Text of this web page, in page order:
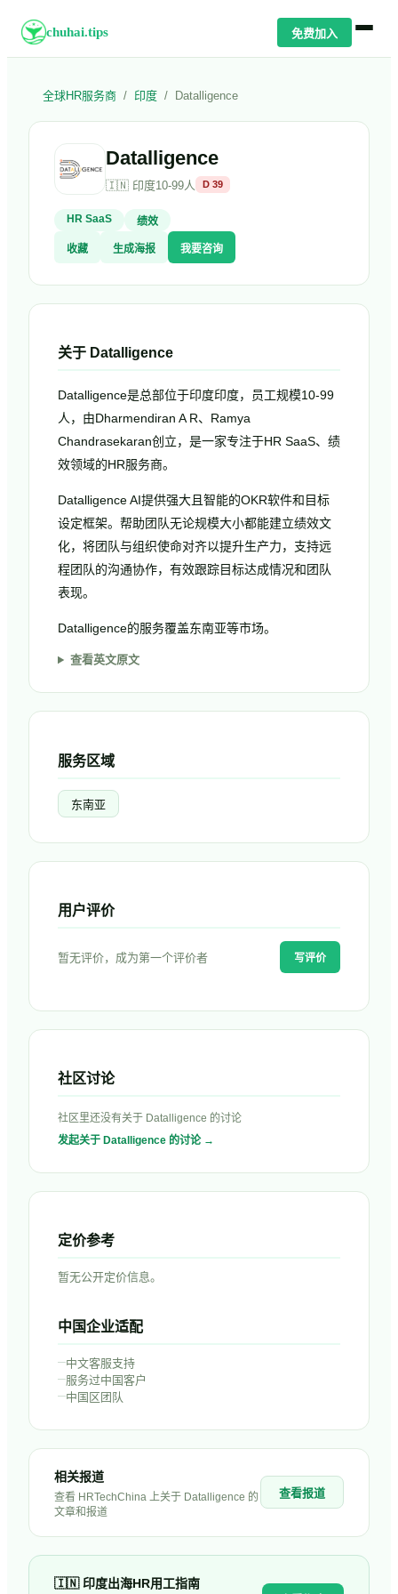
chuhai.tips 免费加入
全球HR服务商 / 印度 / Datalligence
Datalligence
🇮🇳 印度10-99人 D 39
HR SaaS 绩效
收藏 生成海报 我要咨询
关于 Datalligence
Datalligence是总部位于印度印度，员工规模10-99
人，由Dharmendiran A R、Ramya
Chandrasekaran创立，是一家专注于HR SaaS、绩
效领域的HR服务商。
Datalligence AI提供强大且智能的OKR软件和目标
设定框架。帮助团队无论规模大小都能建立绩效文
化，将团队与组织使命对齐以提升生产力，支持远
程团队的沟通协作，有效跟踪目标达成情况和团队
表现。
Datalligence的服务覆盖东南亚等市场。
查看英文原文
服务区域
东南亚
用户评价
暂无评价，成为第一个评价者 写评价
社区讨论
社区里还没有关于 Datalligence 的讨论
发起关于 Datalligence 的讨论 →
定价参考
暂无公开定价信息。
中国企业适配
–中文客服支持
–服务过中国客户
–中国区团队
相关报道
查看 HRTechChina 上关于 Datalligence 的
文章和报道
查看报道
🇮🇳 印度出海HR用工指南